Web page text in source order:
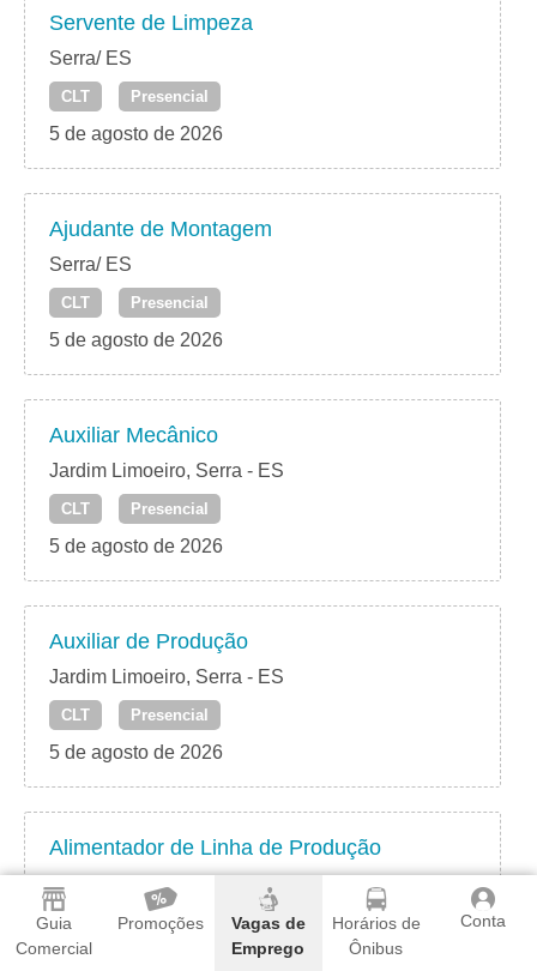
Guia
Comercial
Promoções
Vagas de
Emprego
Horários de
Ônibus
Conta
Servente de Limpeza
Serra/ ES
CLT Presencial
5 de agosto de 2026
Ajudante de Montagem
Serra/ ES
CLT Presencial
5 de agosto de 2026
Auxiliar Mecânico
Jardim Limoeiro, Serra - ES
CLT Presencial
5 de agosto de 2026
Auxiliar de Produção
Jardim Limoeiro, Serra - ES
CLT Presencial
5 de agosto de 2026
Alimentador de Linha de Produção
Jardim Limoeiro, Serra - ES
CLT Presencial
5 de agosto de 2026